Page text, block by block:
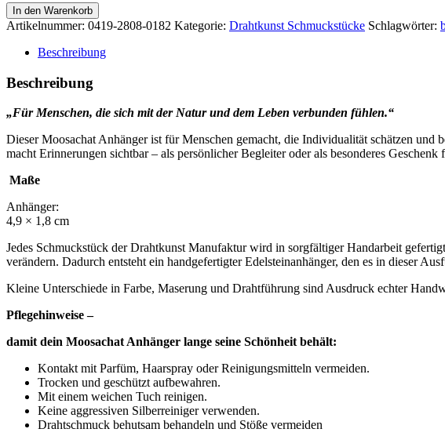
Moosachat
Anhänger
Sterlingsilber
In den Warenkorb
Artikelnummer: 0419-2808-0182 Kategorie: Drahtkunst Schmuckstücke Schlagwörter:
Beschreibung
Beschreibung
„Für Menschen, die sich mit der Natur und dem Leben verbunden fühlen.“
Dieser Moosachat Anhänger ist für Menschen gemacht, die Individualität schätzen und
macht Erinnerungen sichtbar – als persönlicher Begleiter oder als besonderes Geschenk
Maße
Anhänger:
4,9 × 1,8 cm
Jedes Schmuckstück der Drahtkunst Manufaktur wird in sorgfältiger Handarbeit
verändern. Dadurch entsteht ein handgefertigter Edelsteinanhänger, den es in dieser
Kleine Unterschiede in Farbe, Maserung und Drahtführung sind Ausdruck echter
Pflegehinweise –
damit dein Moosachat Anhänger lange seine Schönheit behält:
Kontakt mit Parfüm, Haarspray oder Reinigungsmitteln vermeiden.
Trocken und geschützt aufbewahren.
Mit einem weichen Tuch reinigen.
Keine aggressiven Silberreiniger verwenden.
Drahtschmuck behutsam behandeln und Stöße vermeiden